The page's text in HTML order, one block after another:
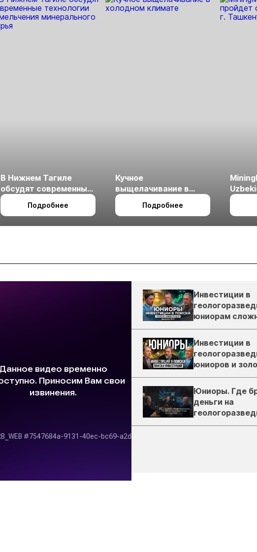
серебра
Урале
В Нижнем Тагиле
обсудят современные
технологии
измельчения
Подробнее
Кучное
выщелачивание в
холодном климате
Подробнее
27 по
Инвестиции в
юниорам
деньги
Инвестиции в
юниоров и
России
Юниоры. Где
деньги на
подкаста ЗиТ